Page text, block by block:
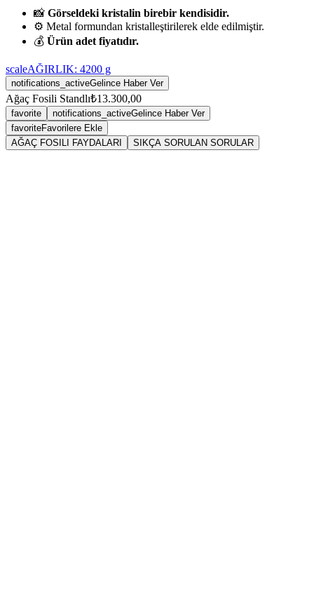
📸 Görseldeki kristalin birebir kendisidir.
⚙️ Metal formundan kristalleştirilerek elde edilmiştir.
💰 Ürün adet fiyatıdır.
scaleAĞIRLIK: 4200 g
notifications_activeGelince Haber Ver
Ağaç Fosili Standlı₺13.300,00
favorite notifications_activeGelince Haber Ver
favoriteFavorilere Ekle
AĞAÇ FOSILI FAYDALARI
SIKÇA SORULAN SORULAR